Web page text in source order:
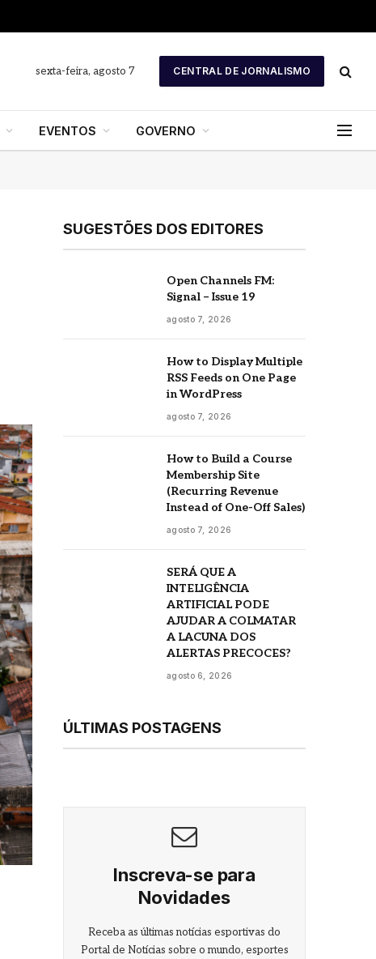
sexta-feira, agosto 7 CENTRAL DE JORNALISMO
EVENTOS GOVERNO
SUGESTÕES DOS EDITORES
Open Channels FM:
Signal – Issue 19
agosto 7, 2026
How to Display Multiple
RSS Feeds on One Page
in WordPress
agosto 7, 2026
How to Build a Course
Membership Site
(Recurring Revenue
Instead of One-Off Sales)
agosto 7, 2026
SERÁ QUE A
INTELIGÊNCIA
ARTIFICIAL PODE
AJUDAR A COLMATAR
A LACUNA DOS
ALERTAS PRECOCES?
agosto 6, 2026
ÚLTIMAS POSTAGENS
Inscreva-se para
Novidades
Receba as últimas notícias esportivas do
Portal de Notícias sobre o mundo, esportes